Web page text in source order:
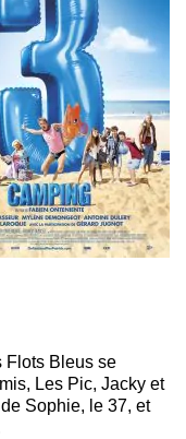
Flots Bleus se
Les Pic, Jacky et
Sophie, le 37, et